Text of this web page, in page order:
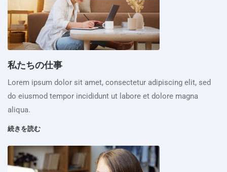
私たちの仕事
Lorem ipsum dolor sit amet, consectetur adipiscing elit, sed
do eiusmod tempor incididunt ut labore et dolore magna
aliqua.
続きを読む